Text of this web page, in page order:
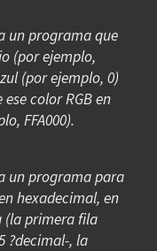
un programa que
(por ejemplo,
(por ejemplo, 0)
color RGB en
FFA000).
un programa para
hexadecimal, en
(la primera fila
?decimal-, la